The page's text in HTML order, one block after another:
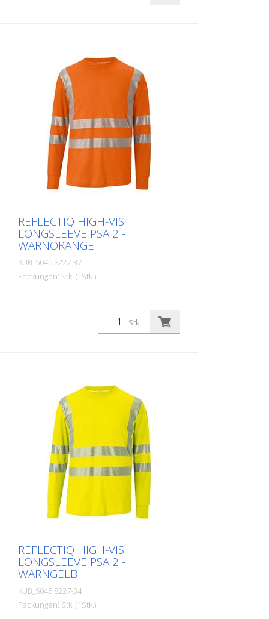
Schutzfaktor 40+ gemäß EN 13758
schützt vor starker Sonnenstrahlung
Größen - XS - S - M - L - XL - XXL - 3XL - 4
XL Materialien: - 50 % Baumwolle, 50 %
Polyester, ca. 180 g/m2 Im Moment sind
noch nicht alle Produkte in allen
Farbvariationen und Größen hinterlegt.
Bei Bedarf fragen Sie bitte das
entsprechende Produkt bei uns an.
REFLECTIQ HIGH-VIS
LONGSLEEVE PSA 2 -
WARNORANGE
KUB_5045 8227-37
Packungen: Stk. (1Stk.)
Stk.
REFLECTIQ HIGH-VIS
LONGSLEEVE PSA 2 -
WARNGELB
KUB_5045 8227-34
Packungen: Stk. (1Stk.)